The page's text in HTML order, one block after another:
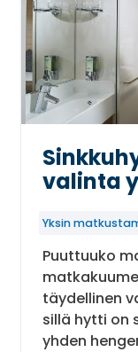
valinta
Yksin
Puuttuuko
täydellinen
sillä hytti on
yhden